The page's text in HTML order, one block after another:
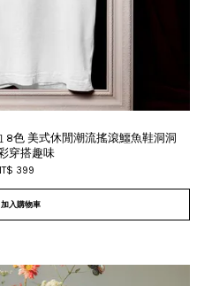
8色 美式休閒潮流搖滾鱷魚鞋洞洞
穿搭趣味
399
加入購物車